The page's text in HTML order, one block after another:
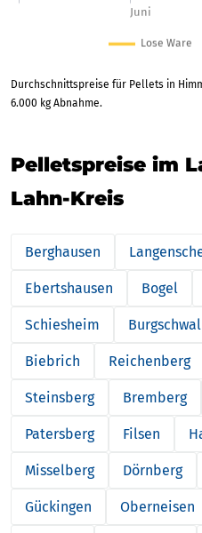
Durchschnittspreise für Pellets in
6.000 kg Abnahme.
Pelletspreise im
Lahn-Kreis
Berghausen
Ebertshausen Bogel
Schiesheim
Biebrich Reichenberg
Steinsberg Bremberg
Patersberg Filsen
Misselberg Dörnberg
Gückingen Oberneisen